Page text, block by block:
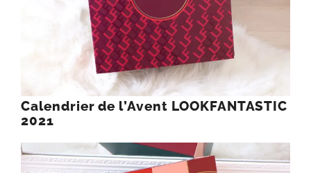
Calendrier de l’Avent LOOKFANTASTIC
2021